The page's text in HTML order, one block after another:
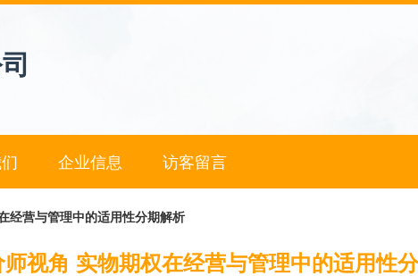
企业信息 访客留言
经营与管理中的适用性分期解析
师视角 实物期权在经营与管理中的适用性